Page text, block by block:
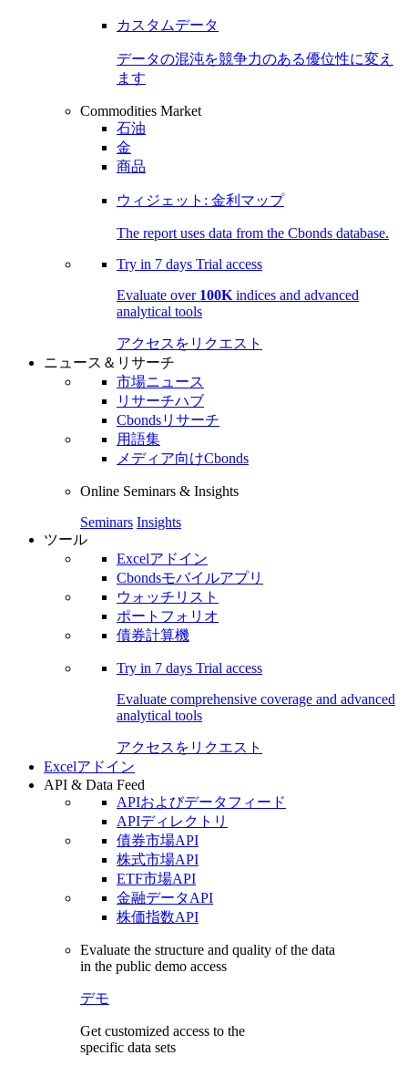
カスタムデータ
データの混沌を競争力のある優位性に変え
ます
Commodities Market
石油
金
商品
ウィジェット: 金利マップ
The report uses data from the Cbonds database.
Try in 7 days Trial access
Evaluate over 100K indices and advanced
analytical tools
アクセスをリクエスト
ニュース＆リサーチ
市場ニュース
リサーチハブ
Cbondsリサーチ
用語集
メディア向けCbonds
Online Seminars & Insights
Seminars Insights
ツール
Excelアドイン
Cbondsモバイルアプリ
ウォッチリスト
ポートフォリオ
債券計算機
Try in 7 days Trial access
Evaluate comprehensive coverage and advanced
analytical tools
アクセスをリクエスト
Excelアドイン
API & Data Feed
APIおよびデータフィード
APIディレクトリ
債券市場API
株式市場API
ETF市場API
金融データAPI
株価指数API
Evaluate the structure and quality of the data
in the public demo access
デモ
Get customized access to the
specific data sets